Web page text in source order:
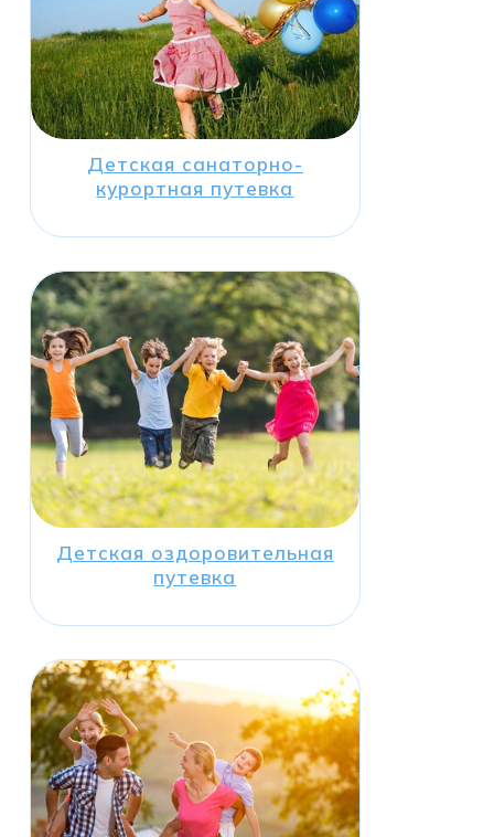
Детская санаторно-
курортная путевка
Детская оздоровительная
путевка